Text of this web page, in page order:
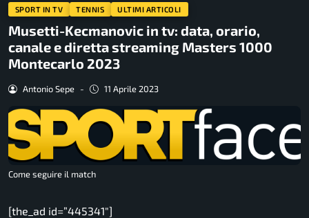
SPORT IN TV TENNIS ULTIMI ARTICOLI
Musetti-Kecmanovic in tv: data, orario,
canale e diretta streaming Masters 1000
Montecarlo 2023
Antonio Sepe - 11 Aprile 2023
Come seguire il match
[the_ad id=”445341″]